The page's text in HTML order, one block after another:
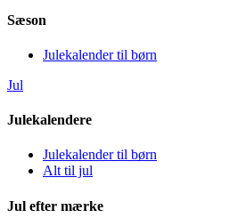
Sæson
Julekalender til børn
Jul
Julekalendere
Julekalender til børn
Alt til jul
Jul efter mærke